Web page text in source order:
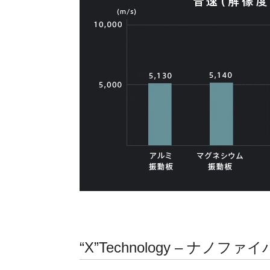
“X”Technology – ナノファイ